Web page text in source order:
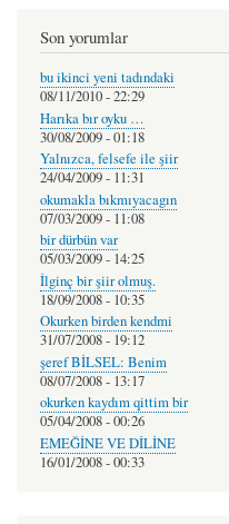
Son yorumlar
bu ikinci yeni tadındaki
08/11/2010 - 22:29
Harıka bır oyku …
30/08/2009 - 01:18
Yalnızca, felsefe ile şiir
24/04/2009 - 11:31
okumakla bıkmıyacagın
07/03/2009 - 11:08
bir dürbün var
05/03/2009 - 14:25
İlginç bir şiir olmuş.
18/09/2008 - 10:35
Okurken birden kendmi
31/07/2008 - 19:12
şeref BİLSEL: Benim
08/07/2008 - 13:17
okurken kaydım qittim bir
05/04/2008 - 00:26
EMEĞİNE VE DİLİNE
16/01/2008 - 00:33